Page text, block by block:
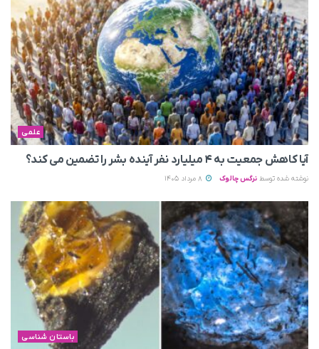
علمی
آیا کاهش جمعیت به ۴ میلیارد نفر آینده بشر را تضمین می‌ کند؟
نوشته شده توسط نرگس چالوک
باستان شناسی